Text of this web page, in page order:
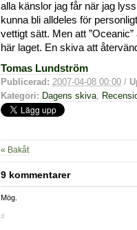
alla känslor jag får när jag
kunna bli alldeles för
vettigt sätt. Men att
här laget. En skiva att
Tomas Lundström
Publicerad: 2007-04-08 00:00 /
Kategori: Dagens skiva
« Bakåt
9 kommentarer
Mög.
#